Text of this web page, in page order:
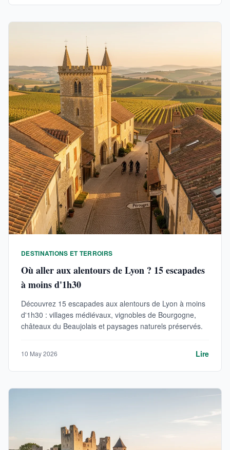
DESTINATIONS ET TERROIRS
Où aller aux alentours de Lyon ? 15 escapades
à moins d'1h30
Découvrez 15 escapades aux alentours de Lyon à moins
d'1h30 : villages médiévaux, vignobles de Bourgogne,
châteaux du Beaujolais et paysages naturels préservés.
10 May 2026 Lire